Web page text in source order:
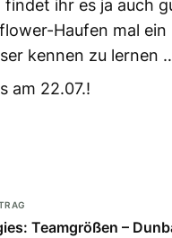
findet ihr es ja auch
Haufen mal ein
kennen zu lernen
am 22.07.!
Teamgrößen –